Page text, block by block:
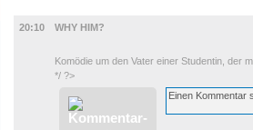
20:10
WHY HIM?
Komödie um den Vater einer Studentin, der
*/ ?>